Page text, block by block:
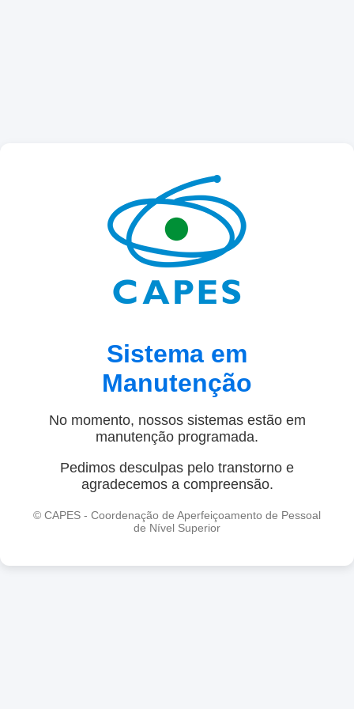
Sistema em
Manutenção
No momento, nossos sistemas estão em
manutenção programada.
Pedimos desculpas pelo transtorno e
agradecemos a compreensão.
© CAPES - Coordenação de Aperfeiçoamento de Pessoal
de Nível Superior